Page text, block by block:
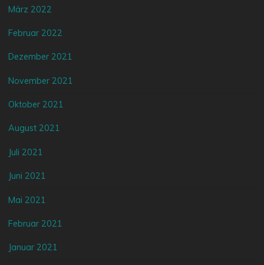
März 2022
Februar 2022
Dezember 2021
November 2021
Oktober 2021
August 2021
Juli 2021
Juni 2021
Mai 2021
Februar 2021
Januar 2021